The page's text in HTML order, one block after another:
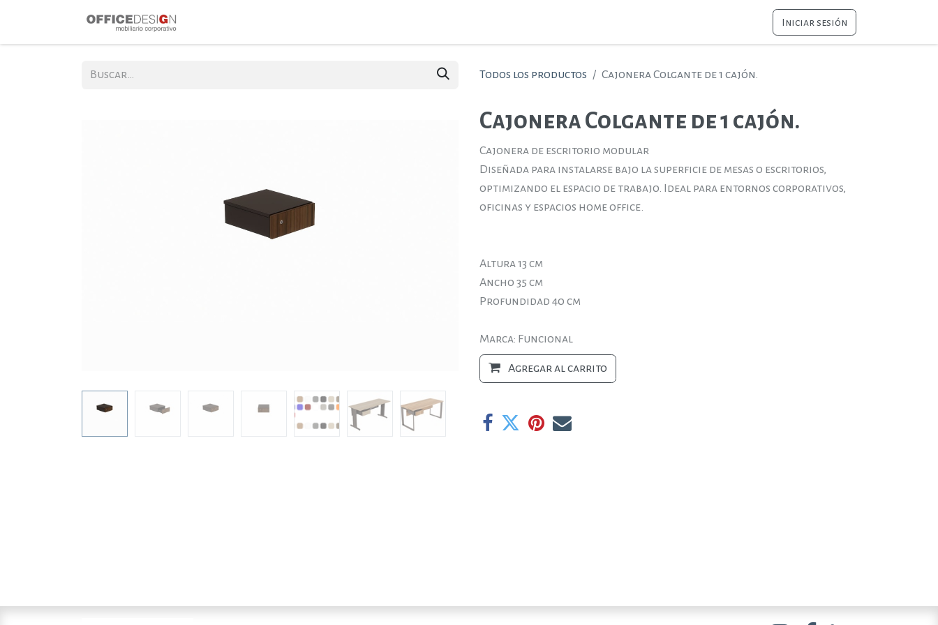
Iniciar sesión
Todos los productos Cajonera Colgante de 1 cajón.
Cajonera Colgante de 1 cajón.
Cajonera de escritorio modular
Diseñada para instalarse bajo la superficie de mesas o escritorios,
optimizando el espacio de trabajo. Ideal para entornos corporativos,
oficinas y espacios home office.
Altura 13 cm
Ancho 35 cm
Profundidad 40 cm
Marca: Funcional
Agregar al carrito